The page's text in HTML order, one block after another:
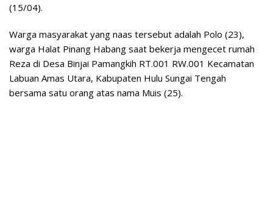
(15/04).
Warga masyarakat yang naas tersebut adalah Polo (23),
warga Halat Pinang Habang saat bekerja mengecet rumah
Reza di Desa Binjai Pamangkih RT.001 RW.001 Kecamatan
Labuan Amas Utara, Kabupaten Hulu Sungai Tengah
bersama satu orang atas nama Muis (25).